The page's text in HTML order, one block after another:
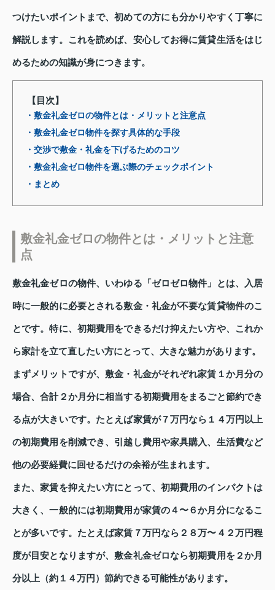
つけたいポイントまで、初めての方にも分かりやすく丁寧に
解説します。これを読めば、安心してお得に賃貸生活をはじ
めるための知識が身につきます。
【目次】
・敷金礼金ゼロの物件とは・メリットと注意点
・敷金礼金ゼロ物件を探す具体的な手段
・交渉で敷金・礼金を下げるためのコツ
・敷金礼金ゼロ物件を選ぶ際のチェックポイント
・まとめ
敷金礼金ゼロの物件とは・メリットと注意
点
敷金礼金ゼロの物件、いわゆる「ゼロゼロ物件」とは、入居
時に一般的に必要とされる敷金・礼金が不要な賃貸物件のこ
とです。特に、初期費用をできるだけ抑えたい方や、これか
ら家計を立て直したい方にとって、大きな魅力があります。
まずメリットですが、敷金・礼金がそれぞれ家賃１か月分の
場合、合計２か月分に相当する初期費用をまるごと節約でき
る点が大きいです。たとえば家賃が７万円なら１４万円以上
の初期費用を削減でき、引越し費用や家具購入、生活費など
他の必要経費に回せるだけの余裕が生まれます。
また、家賃を抑えたい方にとって、初期費用のインパクトは
大きく、一般的には初期費用が家賃の４〜６か月分になるこ
とが多いです。たとえば家賃７万円なら２８万〜４２万円程
度が目安となりますが、敷金礼金ゼロなら初期費用を２か月
分以上（約１４万円）節約できる可能性があります。